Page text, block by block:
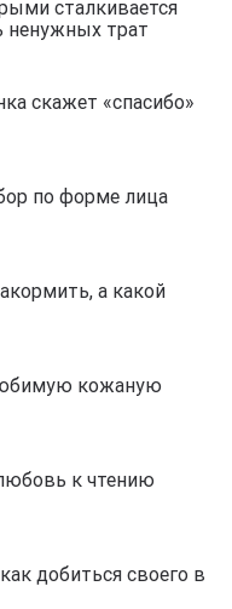
сталкивается
ненужных трат
скажет «спасибо»
по форме лица
а какой
кожаную
к чтению
добиться своего в